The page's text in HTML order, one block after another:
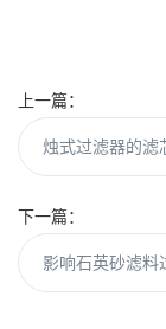
上一篇：
烛式过滤器的滤
下一篇：
影响石英砂滤料